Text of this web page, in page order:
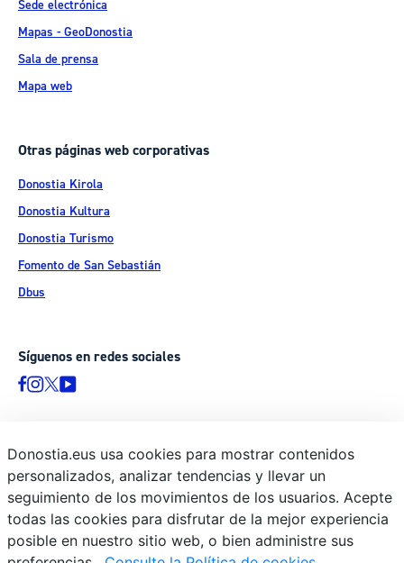
Sede electrónica
Mapas - GeoDonostia
Sala de prensa
Mapa web
Otras páginas web corporativas
Donostia Kirola
Donostia Kultura
Donostia Turismo
Fomento de San Sebastián
Dbus
Síguenos en redes sociales
© Donostiako Udala - Ayuntamiento de Donostia / San Sebastián
Ijentea 1, 20003 Donostia / San Sebastián
Aviso legal
Política de privacidad
Donostia.eus usa cookies para mostrar contenidos
personalizados, analizar tendencias y llevar un
seguimiento de los movimientos de los usuarios. Acepte
todas las cookies para disfrutar de la mejor experiencia
posible en nuestro sitio web, o bien administre sus